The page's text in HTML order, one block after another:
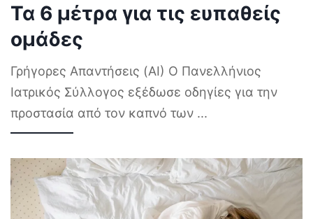
Τα 6 μέτρα για τις ευπαθείς
ομάδες
Γρήγορες Απαντήσεις (AI) Ο Πανελλήνιος
Ιατρικός Σύλλογος εξέδωσε οδηγίες για την
προστασία από τον καπνό των ...